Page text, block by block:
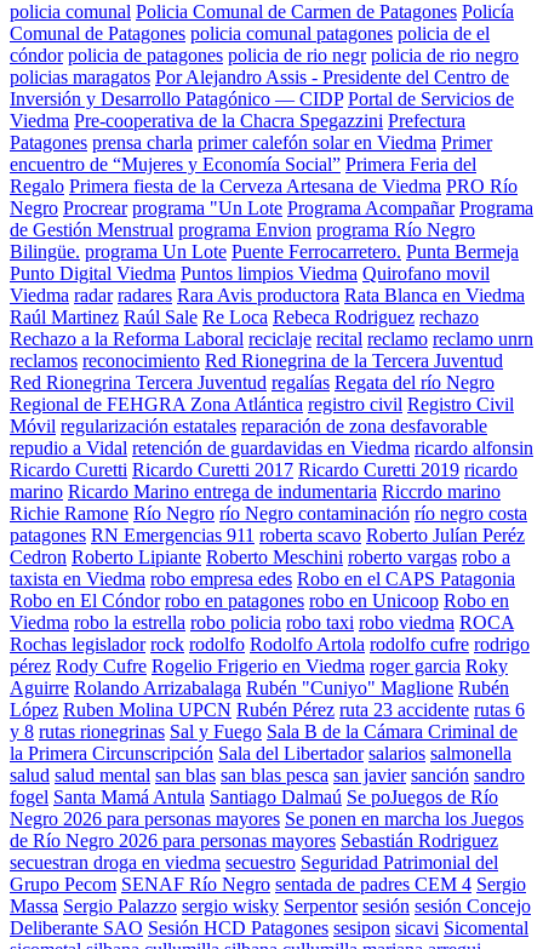
policia comunal Policia Comunal de Carmen de Patagones Policía
Comunal de Patagones policia comunal patagones policia de el
cóndor policia de patagones policia de rio negr policia de rio negro
policias maragatos Por Alejandro Assis - Presidente del Centro de
Inversión y Desarrollo Patagónico — CIDP Portal de Servicios de
Viedma Pre-cooperativa de la Chacra Spegazzini Prefectura
Patagones prensa charla primer calefón solar en Viedma Primer
encuentro de “Mujeres y Economía Social” Primera Feria del
Regalo Primera fiesta de la Cerveza Artesana de Viedma PRO Río
Negro Procrear programa "Un Lote Programa Acompañar Programa
de Gestión Menstrual programa Envion programa Río Negro
Bilingüe. programa Un Lote Puente Ferrocarretero. Punta Bermeja
Punto Digital Viedma Puntos limpios Viedma Quirofano movil
Viedma radar radares Rara Avis productora Rata Blanca en Viedma
Raúl Martinez Raúl Sale Re Loca Rebeca Rodriguez rechazo
Rechazo a la Reforma Laboral reciclaje recital reclamo reclamo unrn
reclamos reconocimiento Red Rionegrina de la Tercera Juventud
Red Rionegrina Tercera Juventud regalías Regata del río Negro
Regional de FEHGRA Zona Atlántica registro civil Registro Civil
Móvil regularización estatales reparación de zona desfavorable
repudio a Vidal retención de guardavidas en Viedma ricardo alfonsin
Ricardo Curetti Ricardo Curetti 2017 Ricardo Curetti 2019 ricardo
marino Ricardo Marino entrega de indumentaria Riccrdo marino
Richie Ramone Río Negro río Negro contaminación río negro costa
patagones RN Emergencias 911 roberta scavo Roberto Julían Peréz
Cedron Roberto Lipiante Roberto Meschini roberto vargas robo a
taxista en Viedma robo empresa edes Robo en el CAPS Patagonia
Robo en El Cóndor robo en patagones robo en Unicoop Robo en
Viedma robo la estrella robo policia robo taxi robo viedma ROCA
Rochas legislador rock rodolfo Rodolfo Artola rodolfo cufre rodrigo
pérez Rody Cufre Rogelio Frigerio en Viedma roger garcia Roky
Aguirre Rolando Arrizabalaga Rubén "Cuniyo" Maglione Rubén
López Ruben Molina UPCN Rubén Pérez ruta 23 accidente rutas 6
y 8 rutas rionegrinas Sal y Fuego Sala B de la Cámara Criminal de
la Primera Circunscripción Sala del Libertador salarios salmonella
salud salud mental san blas san blas pesca san javier sanción sandro
fogel Santa Mamá Antula Santiago Dalmaú Se poJuegos de Río
Negro 2026 para personas mayores Se ponen en marcha los Juegos
de Río Negro 2026 para personas mayores Sebastián Rodriguez
secuestran droga en viedma secuestro Seguridad Patrimonial del
Grupo Pecom SENAF Río Negro sentada de padres CEM 4 Sergio
Massa Sergio Palazzo sergio wisky Serpentor sesión sesión Concejo
Deliberante SAO Sesión HCD Patagones sesipon sicavi Sicomental